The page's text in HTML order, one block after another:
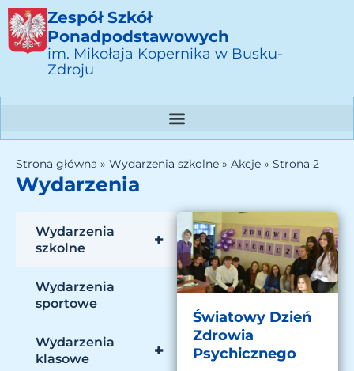
Zespół Szkół
Ponadpodstawowych
im. Mikołaja Kopernika w Busku-
Zdroju
Strona główna » Wydarzenia szkolne » Akcje » Strona 2
Wydarzenia
+
Wydarzenia
szkolne
Wydarzenia
sportowe
+
Wydarzenia
klasowe
Światowy Dzień
Zdrowia
Psychicznego